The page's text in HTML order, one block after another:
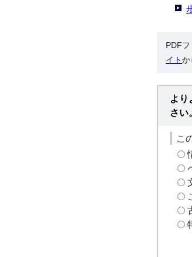
PDF
イトか
より
さい
こ